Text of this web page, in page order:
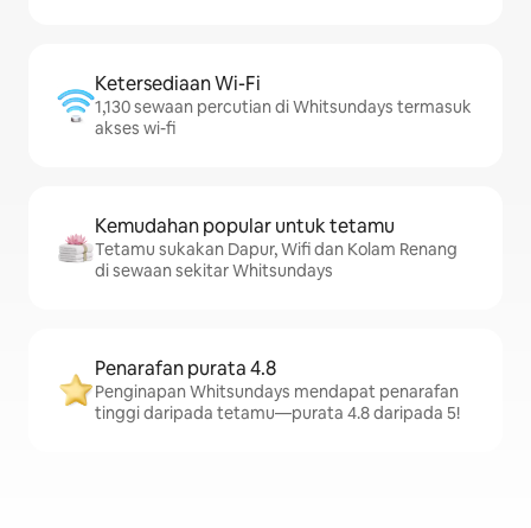
Ketersediaan Wi-Fi
1,130 sewaan percutian di Whitsundays termasuk
akses wi-fi
Kemudahan popular untuk tetamu
Tetamu sukakan Dapur, Wifi dan Kolam Renang
di sewaan sekitar Whitsundays
Penarafan purata 4.8
Penginapan Whitsundays mendapat penarafan
tinggi daripada tetamu—purata 4.8 daripada 5!